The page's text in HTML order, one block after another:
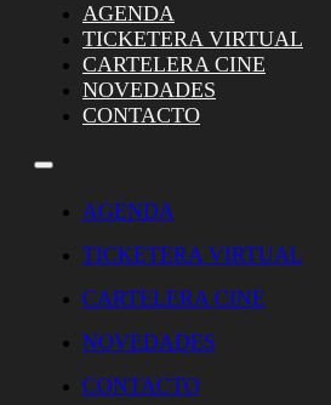
AGENDA
TICKETERA VIRTUAL
CARTELERA CINE
NOVEDADES
CONTACTO
AGENDA
TICKETERA VIRTUAL
CARTELERA CINE
NOVEDADES
CONTACTO